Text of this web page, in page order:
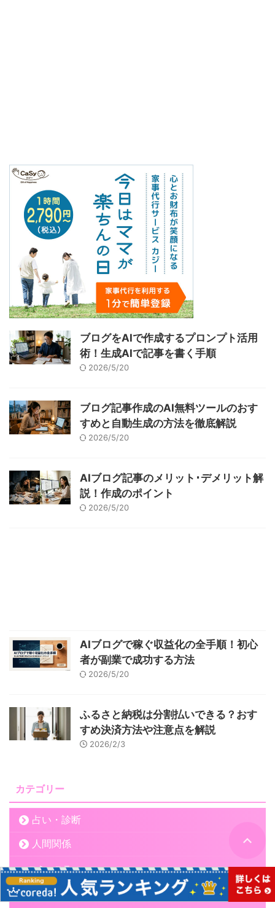
ブログをAIで作成するプロンプト活用
術！生成AIで記事を書く手順
2026/5/20
ブログ記事作成のAI無料ツールのおす
すめと自動生成の方法を徹底解説
2026/5/20
AIブログ記事のメリット･デメリット解
説！作成のポイント
2026/5/20
AIブログで稼ぐ収益化の全手順！初心
者が副業で成功する方法
2026/5/20
ふるさと納税は分割払いできる？おす
すめ決済方法や注意点を解説
2026/2/3
カテゴリー
占い・診断
人間関係
コミュニティ
職場